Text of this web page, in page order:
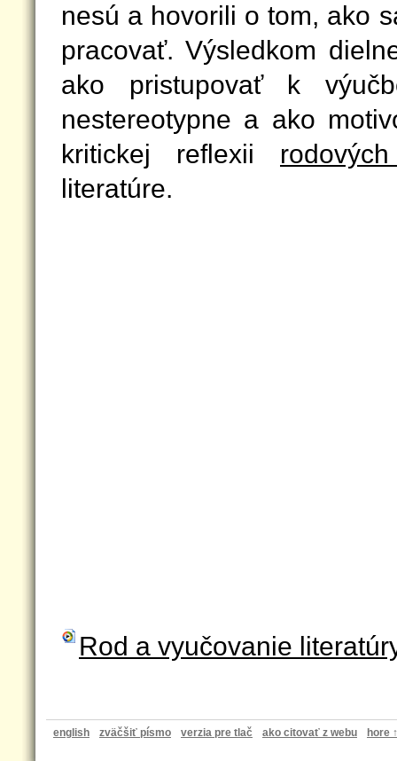
nesú a hovorili o tom, ako
pracovať. Výsledkom
ako pristupovať k
nestereotypne a ako
kritickej reflexii
literatúre.
Rod a vyučovanie
english zväčšiť písmo verzia pre tlač ako citovať z webu hore ↑